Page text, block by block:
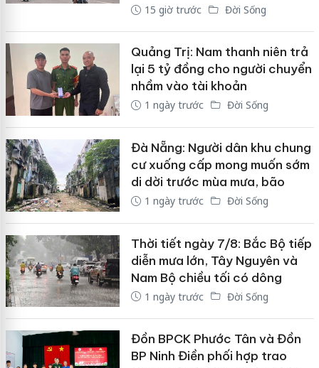
15 giờ trước Đời Sống
Quảng Trị: Nam thanh niên trả
lại 5 tỷ đồng cho người chuyển
nhầm vào tài khoản
1 ngày trước Đời Sống
Đà Nẵng: Người dân khu chung
cư xuống cấp mong muốn sớm
di dời trước mùa mưa, bão
1 ngày trước Đời Sống
Thời tiết ngày 7/8: Bắc Bộ tiếp
diễn mưa lớn, Tây Nguyên và
Nam Bộ chiều tối có dông
1 ngày trước Đời Sống
Đồn BPCK Phước Tân và Đồn
BP Ninh Điền phối hợp trao